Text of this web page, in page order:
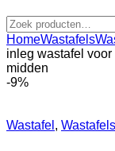
Zoeken
naar:
HomeWastafels
inleg wastafel
midden
-9%
Wastafel , Wastafels